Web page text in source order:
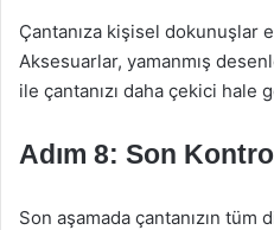
Çantanıza kişisel dokunuşlar
Aksesuarlar, yamanmış
ile çantanızı daha çekici hale
Adım 8: Son
Son aşamada çantanızın